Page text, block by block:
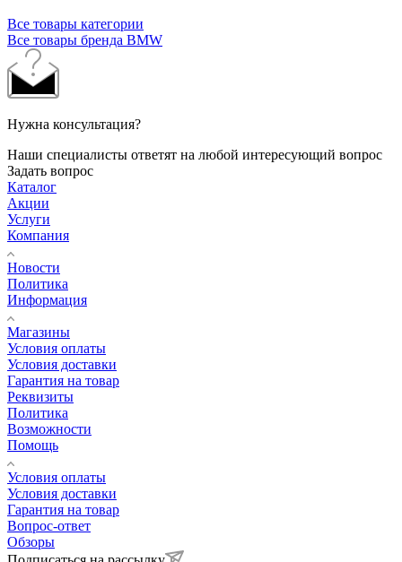
Все товары категории
Все товары бренда BMW
Нужна консультация?
Наши специалисты ответят на любой интересующий вопрос
Задать вопрос
Каталог
Акции
Услуги
Компания
Новости
Политика
Информация
Магазины
Условия оплаты
Условия доставки
Гарантия на товар
Реквизиты
Политика
Возможности
Помощь
Условия оплаты
Условия доставки
Гарантия на товар
Вопрос-ответ
Обзоры